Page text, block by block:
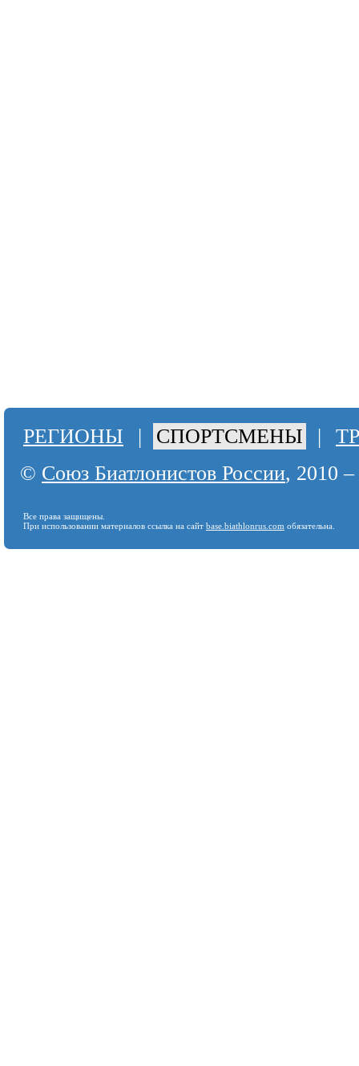
РЕГИОНЫ | СПОРТСМЕНЫ |
© Союз Биатлонистов России, 2010
Все права защищены.
При использовании материалов ссылка на сайт base.biathlonrus.com обязательна.